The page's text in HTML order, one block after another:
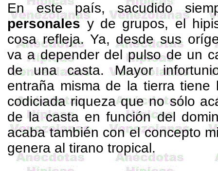
En este país, sacudido
personalesy de grupos, el
cosa refleja. Ya, desde sus
va a depender del pulso de un
de una casta. Mayor
entraña misma de la tierra tiene
codiciada riqueza que no sólo
de la casta en función del
acaba también con el concepto
genera al tirano tropical.